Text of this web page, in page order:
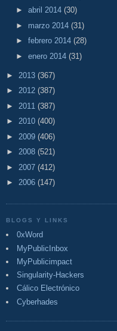
► abril 2014 (30)
► marzo 2014 (31)
► febrero 2014 (28)
► enero 2014 (31)
► 2013 (367)
► 2012 (387)
► 2011 (387)
► 2010 (400)
► 2009 (406)
► 2008 (521)
► 2007 (412)
► 2006 (147)
BLOGS Y LINKS
0xWord
MyPublicInbox
MyPublicimpact
Singularity-Hackers
Cálico Electrónico
Cyberhades